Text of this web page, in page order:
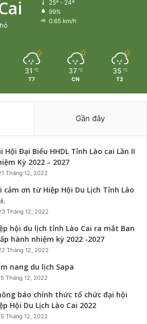
25º - 24º
99%
0.65 km/h
31 ℃
T7
37 ℃
CN
35 ℃
T2
Gần đây
Hội Đại Biểu HHDL Tỉnh Lào cai Lần II
Kỳ 2022 – 2027
Tháng 12, 2022
cảm ơn từ Hiệp Hội Du Lịch Tỉnh Lào
Tháng 12, 2022
hội du lịch tỉnh Lào Cai ra mắt Ban
hành nhiệm kỳ 2022 -2027
Tháng 12, 2022
nang du lịch Sapa
Tháng 12, 2022
báo chính thức tổ chức đại hội
Hội Du Lịch Lào Cai 2022
Tháng 12, 2022